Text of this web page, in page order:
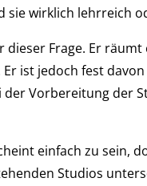
sie wirklich lehrreich
dieser Frage. Er
ist jedoch fest
der Vorbereitung der
einfach zu sein,
Studios